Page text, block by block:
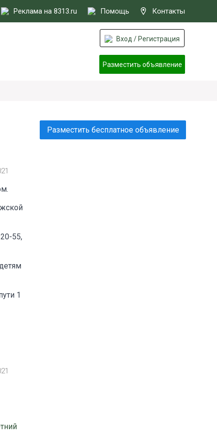
Реклама на 8313.ru Помощь Контакты
Вход / Регистрация
Разместить объявление
55,
1
Разместить бесплатное объявление